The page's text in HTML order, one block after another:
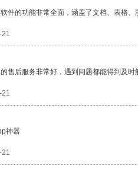
件的功能非常全面，涵盖了文档、表格
21
售后服务非常好，遇到问题都能得到及时
21
神器
21